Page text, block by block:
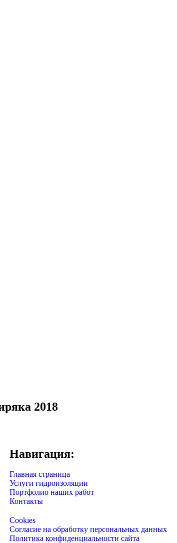
2018
Навигация:
Главная страница
Услуги гидроизоляции
Портфолио наших работ
Контакты
Cookies
Согласие на обработку персональных данных
Политика конфиденциальности сайта